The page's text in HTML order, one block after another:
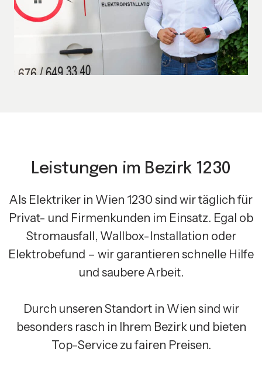
Leistungen im Bezirk 1230
Als Elektriker in Wien 1230 sind wir täglich für
Privat- und Firmenkunden im Einsatz. Egal ob
Stromausfall, Wallbox-Installation oder
Elektrobefund – wir garantieren schnelle Hilfe
und saubere Arbeit.
Durch unseren Standort in Wien sind wir
besonders rasch in Ihrem Bezirk und bieten
Top-Service zu fairen Preisen.